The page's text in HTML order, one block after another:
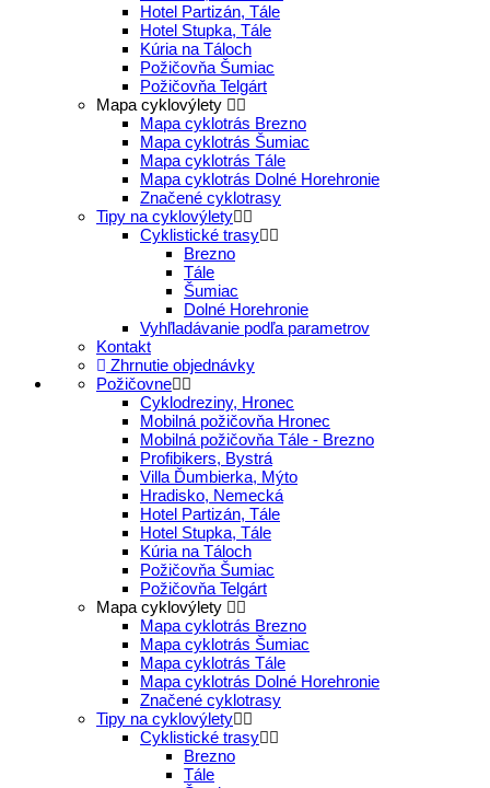
Hotel Partizán, Tále
Hotel Stupka, Tále
Kúria na Táloch
Požičovňa Šumiac
Požičovňa Telgárt
Mapa cyklovýlety
Mapa cyklotrás Brezno
Mapa cyklotrás Šumiac
Mapa cyklotrás Tále
Mapa cyklotrás Dolné Horehronie
Značené cyklotrasy
Tipy na cyklovýlety
Cyklistické trasy
Brezno
Tále
Šumiac
Dolné Horehronie
Vyhľladávanie podľa parametrov
Kontakt
Zhrnutie objednávky
Požičovne
Cyklodreziny, Hronec
Mobilná požičovňa Hronec
Mobilná požičovňa Tále - Brezno
Profibikers, Bystrá
Villa Ďumbierka, Mýto
Hradisko, Nemecká
Hotel Partizán, Tále
Hotel Stupka, Tále
Kúria na Táloch
Požičovňa Šumiac
Požičovňa Telgárt
Mapa cyklovýlety
Mapa cyklotrás Brezno
Mapa cyklotrás Šumiac
Mapa cyklotrás Tále
Mapa cyklotrás Dolné Horehronie
Značené cyklotrasy
Tipy na cyklovýlety
Cyklistické trasy
Brezno
Tále